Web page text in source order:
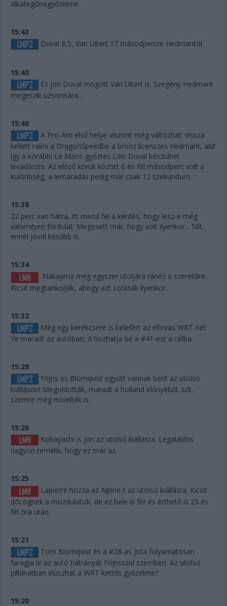
alkategóriagyőzelme.
15:43
Duval 8,5, Van Uitert 17 másodpercre Hedmantól.
15:40
És jön Duval mögött Van Uitert is. Szegény Hedmant
megeszik uzsonnára...
15:40
A Pro-Am első helye viszont még változhat: vissza
kellett rakni a DragonSpeedbe a bronz licenszes Hedmant, akit
így a korábbi Le Mans-győztes Loic Duval készülhet
levadászni. Az előző körük között 6 és fél másodperc volt a
különbség, a lemaradás pedig már csak 12 szekundum.
15:38
22 perc van hátra, itt merül fel a kérdés, hogy lesz-e még
valamilyen fordulat. Megesett már, hogy volt ilyenkor... Sőt,
ennél jóval később is.
15:34
Nakajima még egyszer utoljára ránéz a szerelőire.
Kicsit megtankolják, ahogy azt szokták ilyenkor.
15:32
Még egy kerékcsere is belefért az éllovas WRT-nél:
Ye maradt az autóban, ő hozhatja be a #41-est a célba.
15:28
Frijns és Blomqvist együtt vannak bent az utolsó
kiálláson! Megoldották, maradt a holland előnyéből, sőt,
szemre még növelték is.
15:26
Kobayashi is jön az utolsó kiállásra. Legalábbis
nagyon remélik, hogy ez már az.
15:25
Lapierre hozza az Alpine-t az utolsó kiállásra. Kicsit
döcögnek a mozdulatok, de ez bele is fér és érthető is 23 és
fél óra után.
15:21
Tom Blomqvist és a #28-as Jota folyamatosan
faragja le az autó hátrányát Frijnsszel szemben. Az utolsó
pillanatban elúszhat a WRT kettős győzelme?
15:20